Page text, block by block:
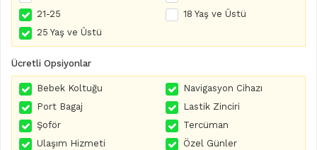
21-25
18 Yaş ve Üstü
25 Yaş ve Üstü
Ücretli Opsiyonlar
Bebek Koltuğu
Navigasyon Cihazı
Port Bagaj
Lastik Zinciri
Şoför
Tercüman
Ulaşım Hizmeti
Özel Günler